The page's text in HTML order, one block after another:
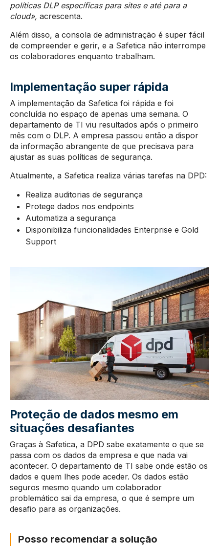
políticas DLP específicas para sites e até para a
cloud», acrescenta.
Além disso, a consola de administração é super fácil
de compreender e gerir, e a Safetica não interrompe
os colaboradores enquanto trabalham.
Implementação super rápida
A implementação da Safetica foi rápida e foi
concluída no espaço de apenas uma semana. O
departamento de TI viu resultados após o primeiro
mês com o DLP. A empresa passou então a dispor
da informação abrangente de que precisava para
ajustar as suas políticas de segurança.
Atualmente, a Safetica realiza várias tarefas na DPD:
Realiza auditorias de segurança
Protege dados nos endpoints
Automatiza a segurança
Disponibiliza funcionalidades Enterprise e Gold
Support
Proteção de dados mesmo em
situações desafiantes
Graças à Safetica, a DPD sabe exatamente o que se
passa com os dados da empresa e que nada vai
acontecer. O departamento de TI sabe onde estão os
dados e quem lhes pode aceder. Os dados estão
seguros mesmo quando um colaborador
problemático sai da empresa, o que é sempre um
desafio para as organizações.
Posso recomendar a solução